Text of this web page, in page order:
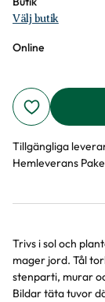
Välj butik
Online
Tillgängliga
Hemleverans
Trivs i sol och
mager jord. Tål
stenparti, murar
Bildar täta tuvor